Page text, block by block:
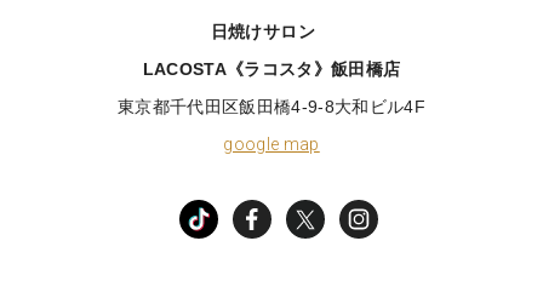
日焼けサロン
LACOSTA《ラコスタ》飯田橋店
東京都千代田区飯田橋4-9-8大和ビル4F
google map
TikTok facebook